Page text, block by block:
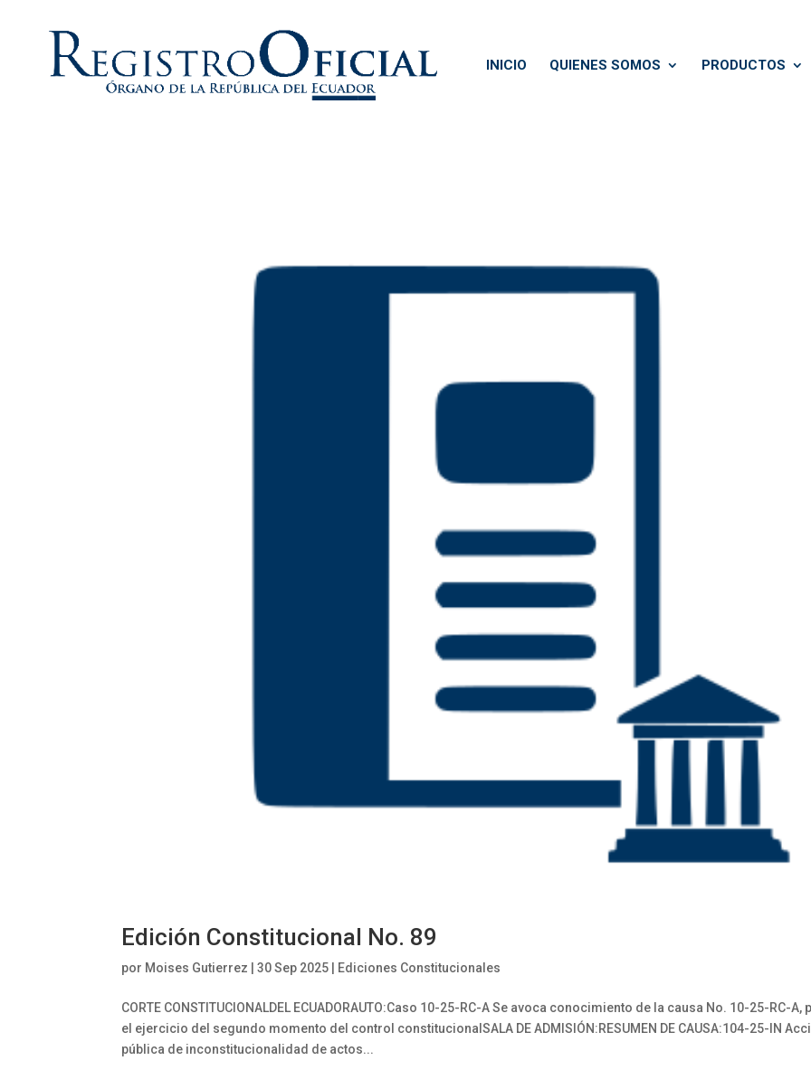
INICIO QUIENES SOMOS PRODUCTOS
Edición Constitucional No. 89
por Moises Gutierrez |30 Sep 2025 Ediciones Constitucionales
CORTE CONSTITUCIONALDEL ECUADORAUTO:Caso 10-25-RC-A Se avoca conocimiento de la causa No. 10-25-RC-A,
el ejercicio del segundo momento del control constitucionalSALA DE ADMISIÓN:RESUMEN DE CAUSA:104-25-IN
pública de inconstitucionalidad de actos...